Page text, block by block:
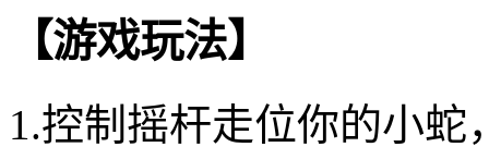
【游戏玩法】
1.控制摇杆走位你的小